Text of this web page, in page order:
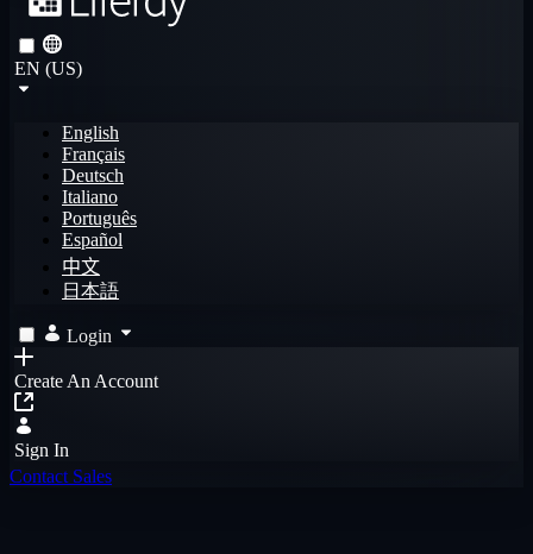
EN (US)
English
Français
Deutsch
Italiano
Português
Español
中文
日本語
Login
Create An Account
Sign In
Contact Sales